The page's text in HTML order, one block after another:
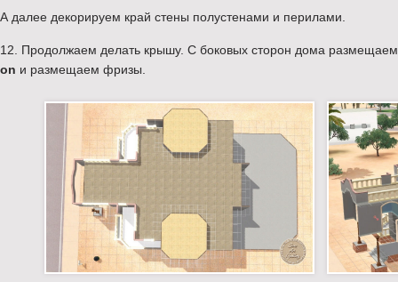
А далее декорируем край стены полустенами и перилами.
12. Продолжаем делать крышу. С боковых сторон дома
on и размещаем фризы.